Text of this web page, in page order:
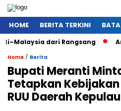
HOME BERITA TERKINI
dari Rangsang Antisipasi
Home / Berita
Bupati Meranti Minta
Tetapkan
RUU Daerah